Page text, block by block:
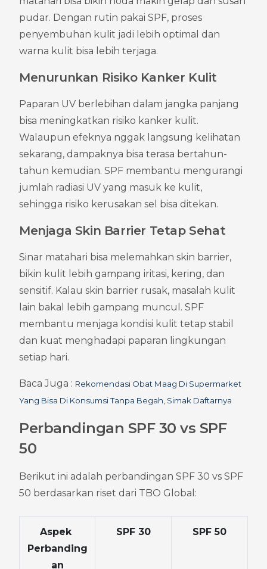
pudar. Dengan rutin pakai SPF, proses
penyembuhan kulit jadi lebih optimal dan
warna kulit bisa lebih terjaga.
Menurunkan Risiko Kanker Kulit
Paparan UV berlebihan dalam jangka panjang
bisa meningkatkan risiko kanker kulit.
Walaupun efeknya nggak langsung kelihatan
sekarang, dampaknya bisa terasa bertahun-
tahun kemudian. SPF membantu mengurangi
jumlah radiasi UV yang masuk ke kulit,
sehingga risiko kerusakan sel bisa ditekan.
Menjaga Skin Barrier Tetap Sehat
Sinar matahari bisa melemahkan skin barrier,
bikin kulit lebih gampang iritasi, kering, dan
sensitif. Kalau skin barrier rusak, masalah kulit
lain bakal lebih gampang muncul. SPF
membantu menjaga kondisi kulit tetap stabil
dan kuat menghadapi paparan lingkungan
setiap hari.
Baca Juga : Rekomendasi Obat Maag Di Supermarket
Yang Bisa Di Konsumsi Tanpa Begah, Simak Daftarnya
Perbandingan SPF 30 vs SPF
50
Berikut ini adalah perbandingan SPF 30 vs SPF
50 berdasarkan riset dari TBO Global:
Aspek
Perbanding
an
SPF 30 SPF 50